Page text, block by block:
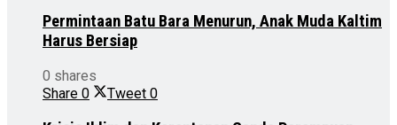
Permintaan Batu Bara Menurun, Anak Muda Kaltim
Harus Bersiap
0 shares
Share 0 Tweet 0